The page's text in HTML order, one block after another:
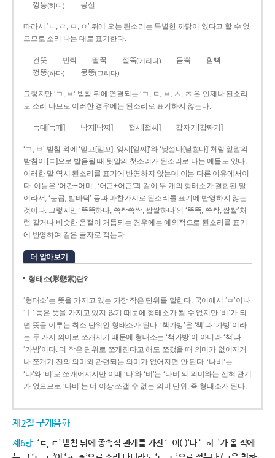
껑둥(하다) 뭉실
따라서 ‘ㄴ, ㄹ, ㅁ, ㅇ’ 뒤에 오는 된소리는 특별한 까닭이 있다고 할 수 없
으므로 소리 나는 대로 표기한다.
건뜻 번쩍 딸꾹 절뚝(거리다) 듬뿍
함빡
껑뚱(하다) 뭉뚱(그리다)
그렇지만 ‘ㄱ, ㅂ’ 받침 뒤에 연결되는 ‘ㄱ, ㄷ, ㅂ, ㅅ, ㅈ’은 언제나 된소리
로 소리 나므로 이러한 경우에는 된소리로 표기하지 않는다.
늑대[늑때] 낙지[낙찌] 접시[접씨] 갑자기[갑짜기]
‘ㄱ, ㅂ’ 받침 외에 ‘믿고[믿꼬], 잊지[읻찌]’와 ‘낯설다[낟썰다]’처럼 앞말의
받침이 [ㄷ]으로 발음될 때 뒷말의 첫소리가 된소리로 나는 예들도 있다.
이러한 말 역시 된소리를 표기에 반영하지 않는데 이는 다른 이유에서이
다. 이들은 ‘어간+어미’, ‘어근+어근’과 같이 두 개의 형태소가 결합된 말
이라서, ‘눈곱, 발바닥’ 등과 마찬가지로 된소리를 표기에 반영하지 않는
것이다. 그렇지만 ‘똑똑하다, 쓱싹쓱싹, 쌉쌀하다’의 ‘똑똑, 쓱싹, 쌉쌀’처
럼 같거나 비슷한 음절이 거듭되는 경우에는 예외적으로 된소리를 표기
에 반영하여 같은 글자로 적는다.
더 알아보기
형태소(形態素)란?
‘형태소’는 뜻을 가지고 있는 가장 작은 단위를 말한다. 국어에서 ‘ㅂ’이나
‘ㅣ’ 등은 뜻을 가지고 있지 않기 때문에 형태소가 될 수 없지만 ‘비’가 되
면 뜻을 이루는 최소 단위인 형태소가 된다. ‘책가방’은 ‘책’과 ‘가방’이라
는 두 가지 의미로 쪼개지기 때문에 형태소는 ‘책가방’이 아니라 ‘책’과
‘가방’이다. 더 작은 단위로 쪼개진다고 해도 쪼갰을 때 의미가 없어지거
나 쪼개기 전의 의미와 관련되는 의미가 없어지면 안 된다. ‘나비’는
‘나’와 ‘비’로 쪼개어지지만 이때 ‘나’와 ‘비’는 ‘나비’의 의미와는 전혀 관계
가 없으므로 ‘나비’는 더 이상 쪼갤 수 없는 의미 단위, 즉 형태소가 된다.
제2절 구개음화
제6항 ‘ㄷ, ㅌ’ 받침 뒤에 종속적 관계를 가진 ‘- 이(-)’나 ‘- 히 -’가 올 적에